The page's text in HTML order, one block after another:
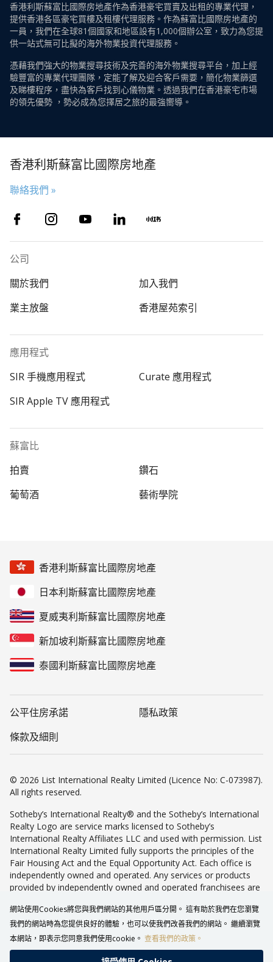
香港利斯蘇富比國際房地產作為香港豪宅買賣及出租的專業代理，
提供香港各區豪宅買樓及租樓代理服務。作為蘇富比國際房地產的
一員，我們在全球81個國家和地區設有1,000個辦公室，致力為您提
供一站式無可比擬的海外物業投資代理服務。
憑藉我們強大的物業搜尋技術及完善的海外物業搜尋平台，加上經
驗豐富的專業代理團隊，定能了解及迎合客戶需要，簡化物業篩選
及睇樓程序，盡快為客戶找到心儀物業。透過我們在香港豪宅市場
的領先優勢 ，勢必成為您擇居之旅的最強嚮導。
香港利斯蘇富比國際房地產
聯絡我們 »
公司
關於我們
加入我們
業主放盤
香港屋苑索引
應用程式
SIR 手機應用程式
Curate 應用程式
SIR Apple TV 應用程式
蘇富比
拍賣
鑽石
葡萄酒
藝術學院
香港利斯蘇富比國際房地產
日本利斯蘇富比國際房地產
夏威夷利斯蘇富比國際房地產
新加坡利斯蘇富比國際房地產
泰國利斯蘇富比國際房地產
公平住房承諾
隱私政策
條款及細則
© 2026 List International Realty Limited (Licence No: C-073987).
All rights reserved.
Sotheby’s International Realty® and the Sotheby’s International
Realty Logo are service marks licensed to Sotheby’s
International Realty Affiliates LLC and used with permission. List
International Realty Limited fully supports the principles of the
Fair Housing Act and the Equal Opportunity Act. Each office is
independently owned and operated. Any services or products
provided by independently owned and operated franchisees are
International Realty Affiliates LLC nor any of its affiliated
companies.
網站使用Cookies將您與我們網站的其他用戶區分開。 這有助於我們在您瀏覽
我們的網站時為您提供良好的體驗，也可以使我們改善我們的網站。 繼續瀏覽
本網站，即表示您同意我們使用cookie。 查看我們的政策。